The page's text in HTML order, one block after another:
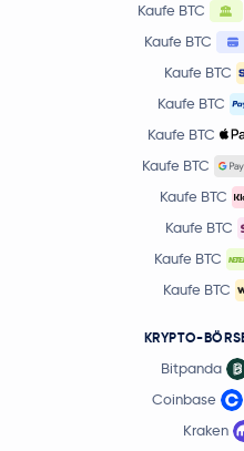
Kaufe BTC
Kaufe BTC
Kaufe BTC
Kaufe BTC
Kaufe BTC
Kaufe BTC
Kaufe BTC
Kaufe BTC
Kaufe BTC
Kaufe BTC
KRYPTO-
Bitpanda
Coinbase
Kraken